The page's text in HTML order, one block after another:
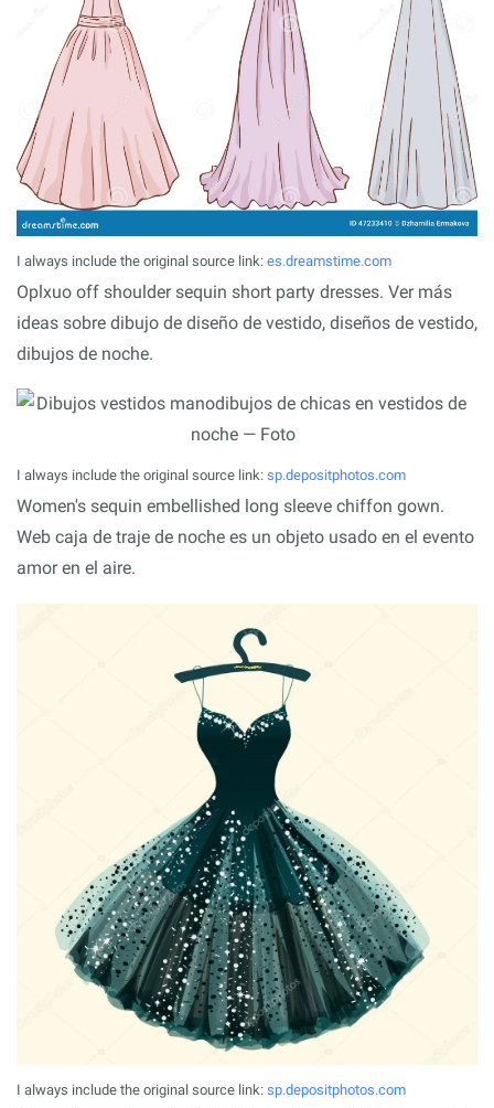
I always include the original source link: es.dreamstime.com
Oplxuo off shoulder sequin short party dresses. Ver más
ideas sobre dibujo de diseño de vestido, diseños de vestido,
dibujos de noche.
I always include the original source link: sp.depositphotos.com
Women's sequin embellished long sleeve chiffon gown.
Web caja de traje de noche es un objeto usado en el evento
amor en el aire.
I always include the original source link: sp.depositphotos.com